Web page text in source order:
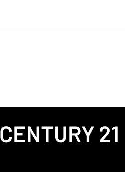
CENTURY 21